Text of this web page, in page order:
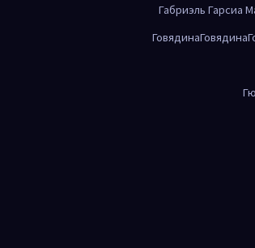
Габриэль Гарсиа
ГовядинаГовядина